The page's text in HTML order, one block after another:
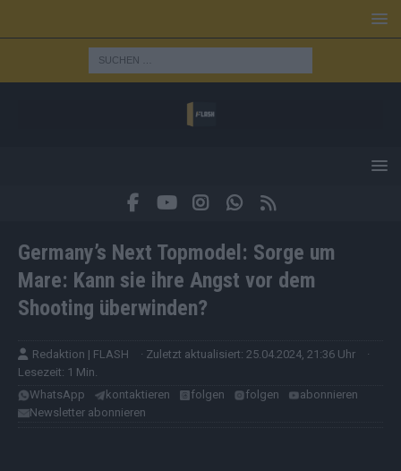
Germany’s Next Topmodel: Sorge um
Mare: Kann sie ihre Angst vor dem
Shooting überwinden?
Redaktion | FLASH · Zuletzt aktualisiert: 25.04.2024, 21:36 Uhr
·
Lesezeit: 1 Min.
WhatsApp
kontaktieren folgen folgen
abonnieren
Newsletter abonnieren